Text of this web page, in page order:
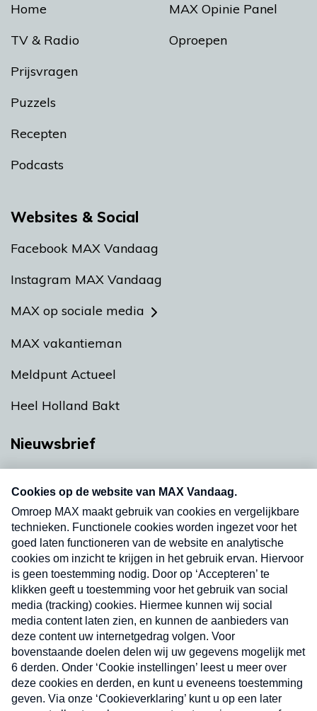
Home
TV & Radio
Prijsvragen
Puzzels
Recepten
Podcasts
MAX Opinie Panel
Oproepen
Websites & Social
Facebook MAX Vandaag
Instagram MAX Vandaag
MAX op sociale media
MAX vakantieman
Meldpunt Actueel
Heel Holland Bakt
Nieuwsbrief
nieuwsbrief. Elke vrijdag- en dinsdagochtend in
uw mailbox.
Verzend
Nieuwsbrief